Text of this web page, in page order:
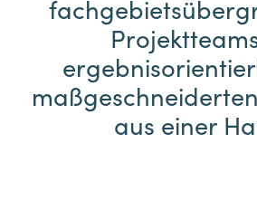
aus einer